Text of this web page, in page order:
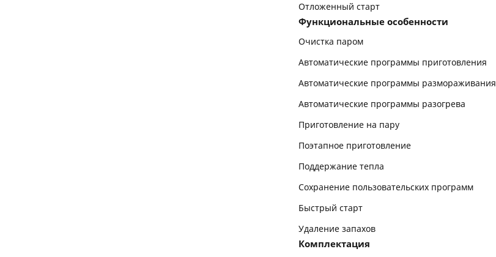
Отложенный старт
Функциональные особенности
Очистка паром
Автоматические программы приготовления
Автоматические программы размораживания
Автоматические программы разогрева
Приготовление на пару
Поэтапное приготовление
Поддержание тепла
Сохранение пользовательских программ
Быстрый старт
Удаление запахов
Комплектация